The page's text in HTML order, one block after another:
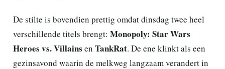
De stilte is bovendien prettig omdat dinsdag twee heel
verschillende titels brengt: Monopoly: Star Wars
Heroes vs. Villains en TankRat. De ene klinkt als een
gezinsavond waarin de melkweg langzaam verandert in